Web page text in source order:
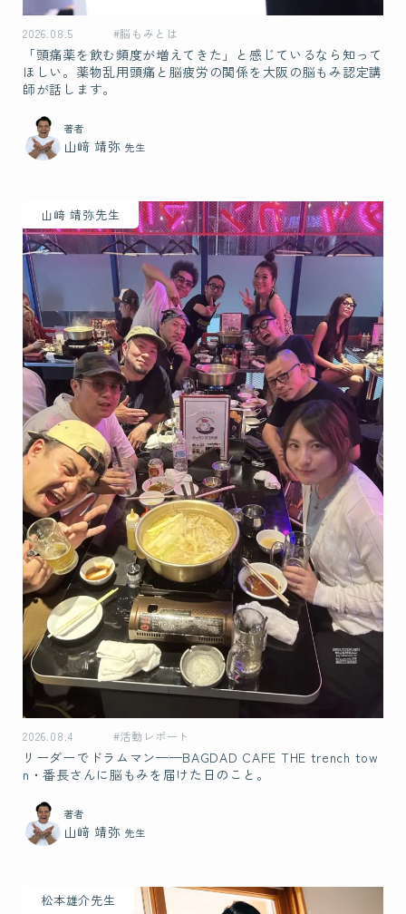
2026.08.5 #脳もみとは
「頭痛薬を飲む頻度が増えてきた」と感じているなら知って
ほしい。薬物乱用頭痛と脳疲労の関係を大阪の脳もみ認定講
師が話します。
著者
山﨑 靖弥 先生
山﨑 靖弥先生
2026.08.4 #活動レポート
リーダーでドラムマン——BAGDAD CAFE THE trench tow
n・番長さんに脳もみを届けた日のこと。
著者
山﨑 靖弥 先生
松本雄介先生